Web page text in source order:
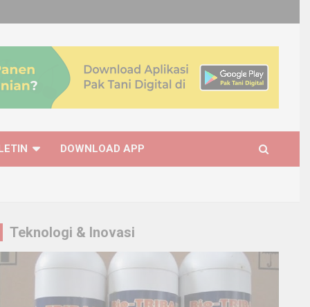
DOWNLOAD APP
Teknologi & Inovasi